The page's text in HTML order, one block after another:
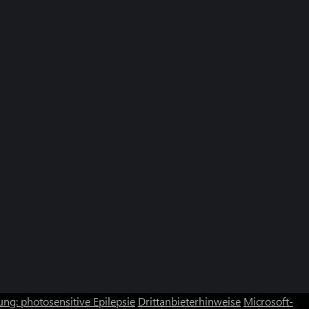
photosensitive Epilepsie Drittanbieterhinweise Microsoft-